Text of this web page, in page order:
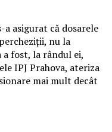
a asigurat că dosarele
nu la
a fost, la rândul ei,
IPJ Prahova, ateriza
mai mult decât